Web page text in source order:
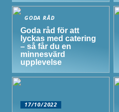
GODA RÅD
Goda råd för att
lyckas med catering
– så får du en
minnesvärd
upplevelse
17/10/2022